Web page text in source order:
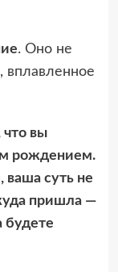
. Оно не
вплавленное
вы
рождением.
ваша суть не
пришла —
будете